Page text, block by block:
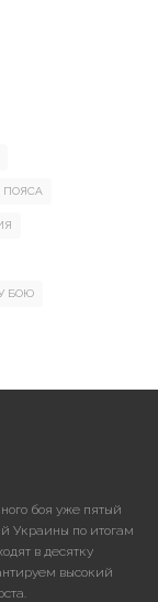
ПОЯСА
БОЮ
боя уже пятый
Украины по итогам
в десятку
высокий